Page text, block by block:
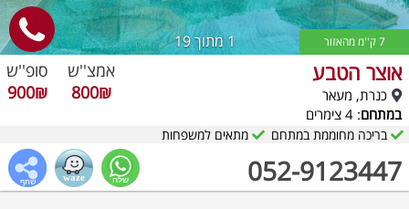
1מתוך 19 7 ק''מ מהאזור
אוצר הטבע
כנרת, מעאר
במתחם: 4 צימרים
052-9123447
אמצ''ש
800₪
סופ''ש
900₪
בריכה מחוממת במתחם מתאים למשפחות